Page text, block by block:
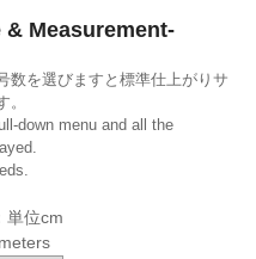
& Measurement-
数を選びますと標準仕上がりサ
。
down menu and all the
単位cm